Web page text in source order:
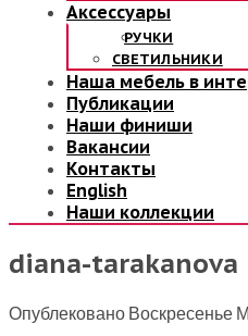
Аксессуары
РУЧКИ
СВЕТИЛЬНИКИ
Наша мебель в
Публикации
Наши финиши
Вакансии
Контакты
English
Наши коллекции
diana-tarakanova
Опублековано Воскресенье